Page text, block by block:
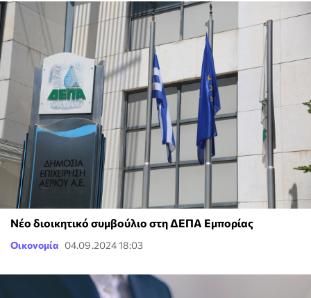
Νέο διοικητικό συμβούλιο στη ΔΕΠΑ Εμπορίας
Οικονομία 04.09.2024 18:03